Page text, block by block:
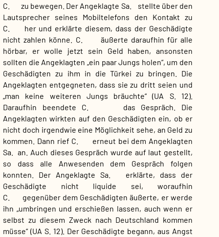
C. zu bewegen. Der Angeklagte Sa. stellte über den
Lautsprecher seines Mobiltelefons den Kontakt zu
C. her und erklärte diesem, dass der Geschädigte
nicht zahlen könne. C. äußerte daraufhin für alle
hörbar, er wolle jetzt sein Geld haben, ansonsten
sollten die Angeklagten „ein paar Jungs holen“, um den
Geschädigten zu ihm in die Türkei zu bringen. Die
Angeklagten entgegneten, dass sie zu dritt seien und
„man keine weiteren Jungs bräuchte“ (UA S. 12).
Daraufhin beendete C. das Gespräch. Die
Angeklagten wirkten auf den Geschädigten ein, ob er
nicht doch irgendwie eine Möglichkeit sehe, an Geld zu
kommen. Dann rief C. erneut bei dem Angeklagten
Sa. an. Auch dieses Gespräch wurde auf laut gestellt,
so dass alle Anwesenden dem Gespräch folgen
konnten. Der Angeklagte Sa. erklärte, dass der
Geschädigte nicht liquide sei, woraufhin
C. gegenüber dem Geschädigten äußerte, er werde
ihn „umbringen und erschießen lassen, auch wenn er
selbst zu diesem Zweck nach Deutschland kommen
müsse“ (UA S. 12). Der Geschädigte begann, aus Angst